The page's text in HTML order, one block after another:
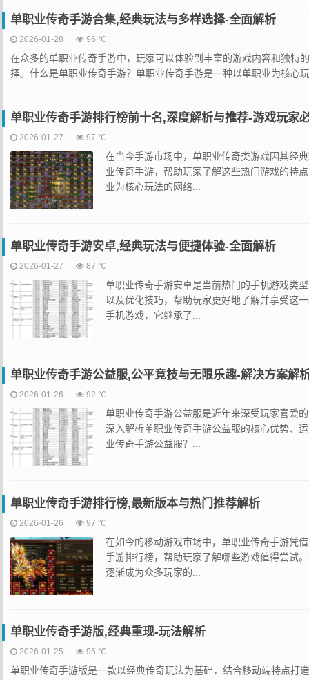
单职业传奇手游合集,经典玩法与多样选择-全面解析
2026-01-28 96 ℃
在众多的单职业传奇手游中，玩家可以体验到丰富的游戏内容和独特
择。什么是单职业传奇手游？单职业传奇手游是一种以单职业为核心
单职业传奇手游排行榜前十名,深度解析与推荐-游戏玩家
2026-01-27 97 ℃
在当今手游市场中，单职业传奇类游戏因其经
业传奇手游，帮助玩家了解这些热门游戏的特
业为核心玩法的网络...
单职业传奇手游安卓,经典玩法与便捷体验-全面解析
2026-01-27 87 ℃
单职业传奇手游安卓是当前热门的手机游戏类
以及优化技巧，帮助玩家更好地了解并享受这
手机游戏，它继承了...
单职业传奇手游公益服,公平竞技与无限乐趣-解决方案解
2026-01-26 92 ℃
单职业传奇手游公益服是近年来深受玩家喜爱
深入解析单职业传奇手游公益服的核心优势、
业传奇手游公益服？...
单职业传奇手游排行榜,最新版本与热门推荐解析
2026-01-26 97 ℃
在如今的移动游戏市场中，单职业传奇手游凭
手游排行榜，帮助玩家了解哪些游戏值得尝试
逐渐成为众多玩家的...
单职业传奇手游版,经典重现-玩法解析
2026-01-25 95 ℃
单职业传奇手游版是一款以经典传奇玩法为基础，结合移动端特点打